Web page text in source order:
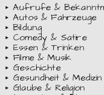
Aufrufe &
Autos & Fahrzeuge
Bildung
Comedy & Satire
Essen & Trinken
Filme & Musik
Geschichte
Gesundheit & Medizin
Glaube & Religion